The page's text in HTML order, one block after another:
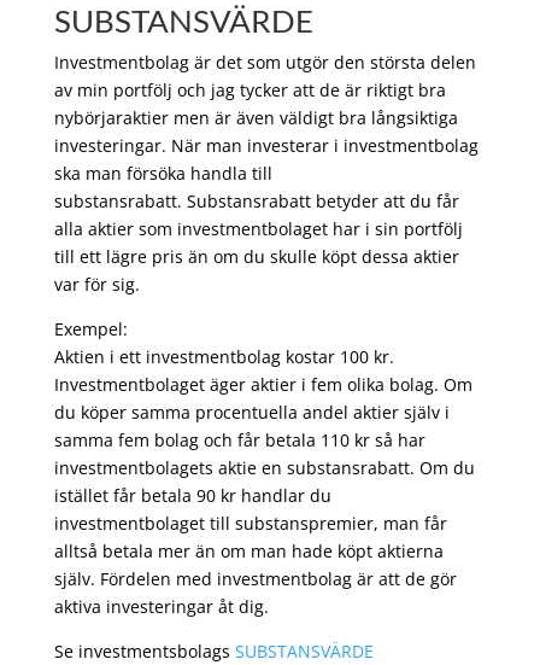
SUBSTANSVÄRDE
Investmentbolag är det som utgör den största delen
av min portfölj och jag tycker att de är riktigt bra
nybörjaraktier men är även väldigt bra långsiktiga
investeringar. När man investerar i investmentbolag
ska man försöka handla till
substansrabatt. Substansrabatt betyder att du får
alla aktier som investmentbolaget har i sin portfölj
till ett lägre pris än om du skulle köpt dessa aktier
var för sig.
Exempel:
Aktien i ett investmentbolag kostar 100 kr.
Investmentbolaget äger aktier i fem olika bolag. Om
du köper samma procentuella andel aktier själv i
samma fem bolag och får betala 110 kr så har
investmentbolagets aktie en substansrabatt. Om du
istället får betala 90 kr handlar du
investmentbolaget till substanspremier, man får
alltså betala mer än om man hade köpt aktierna
själv. Fördelen med investmentbolag är att de gör
aktiva investeringar åt dig.
Se investmentsbolags SUBSTANSVÄRDE